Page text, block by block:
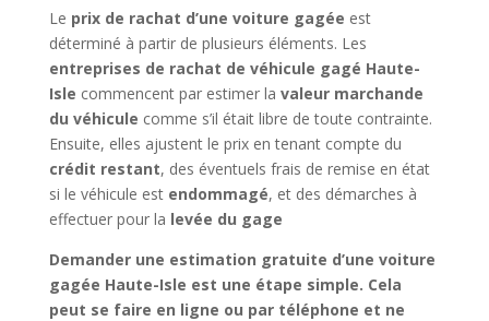
Le prix de rachat d’une voiture gagée est
déterminé à partir de plusieurs éléments. Les
entreprises de rachat de véhicule gagé Haute-
Isle commencent par estimer la valeur marchande
du véhicule comme s’il était libre de toute contrainte.
Ensuite, elles ajustent le prix en tenant compte du
crédit restant, des éventuels frais de remise en état
si le véhicule est endommagé, et des démarches à
effectuer pour la levée du gage
Demander une estimation gratuite d’une voiture
gagée Haute-Isle est une étape simple. Cela
peut se faire en ligne ou par téléphone et ne